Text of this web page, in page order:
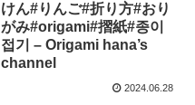
けん#りんご#折り方#おり
がみ#origami#摺紙#종이
접기 – Origami hana’s
channel
2024.06.28